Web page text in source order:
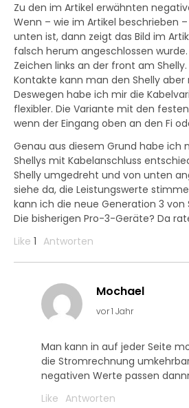
Zu den im Artikel erwähnten
Wenn – wie im Artikel beschrieben
unten ist, dann zeigt das Bild im
falsch herum angeschlossen
Zeichen links an der front am
Kontakte kann man den Shelly
Deswegen habe ich mir die
flexibler. Die Variante mit den
wenn der Eingang oben an den Fi
Genau aus diesem Grund habe ich
Shellys mit Kabelanschluss
Shelly umgedreht und von unten
siehe da, die Leistungswerte
kann ich die neue Generation 3 von
Die bisherigen Pro-3-Geräte? Da
Like 1 Antworten
Mochael
vor 1 Jahr
Man kann in auf jeder Seite
die Stromrechnung
negativen Werte passen
Like Antworten